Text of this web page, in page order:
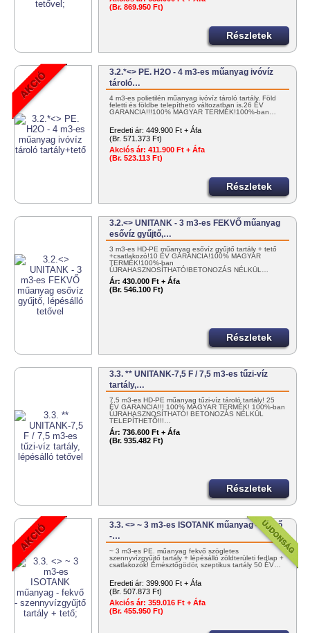
(Br. 869.950 Ft)
Részletek
3.2.*<> PE. H2O - 4 m3-es műanyag ivóvíz
tároló…
4 m3-es polietilén műanyag ivóvíz tároló tartály. Föld
feletti és földbe telepíthető változatban is.26 ÉV
GARANCIA!!!100% MAGYAR TERMÉK!100%-ban…
Eredeti ár: 449.900 Ft + Áfa
(Br. 571.373 Ft)
Akciós ár: 411.900 Ft + Áfa
(Br. 523.113 Ft)
Részletek
3.2.<> UNITANK - 3 m3-es FEKVŐ műanyag
esővíz gyűjtő,…
3 m3-es HD-PE műanyag esővíz gyűjtő tartály + tető
+csatlakozó!10 ÉV GARANCIA!100% MAGYAR
TERMÉK!100%-ban
ÚJRAHASZNOSÍTHATÓ!BETONOZÁS NÉLKÜL…
Ár: 430.000 Ft + Áfa
(Br. 546.100 Ft)
Részletek
3.3. ** UNITANK-7,5 F / 7,5 m3-es tűzi-víz
tartály,…
7,5 m3-es HD-PE műanyag tűzi-víz tároló tartály! 25
ÉV GARANCIA!!! 100% MAGYAR TERMÉK! 100%-ban
ÚJRAHASZNOSÍTHATÓ! BETONOZÁS NÉLKÜL
TELEPÍTHETŐ!!!…
Ár: 736.600 Ft + Áfa
(Br. 935.482 Ft)
Részletek
3.3. <> ~ 3 m3-es ISOTANK műanyag - fekvő
-…
~ 3 m3-es PE. műanyag fekvő szögletes
szennyvízgyűjtő tartály + lépésálló zöldterületi fedlap +
csatlakozók! Emésztőgödör, szeptikus tartály 50 ÉV…
Eredeti ár: 399.900 Ft + Áfa
(Br. 507.873 Ft)
Akciós ár: 359.016 Ft + Áfa
(Br. 455.950 Ft)